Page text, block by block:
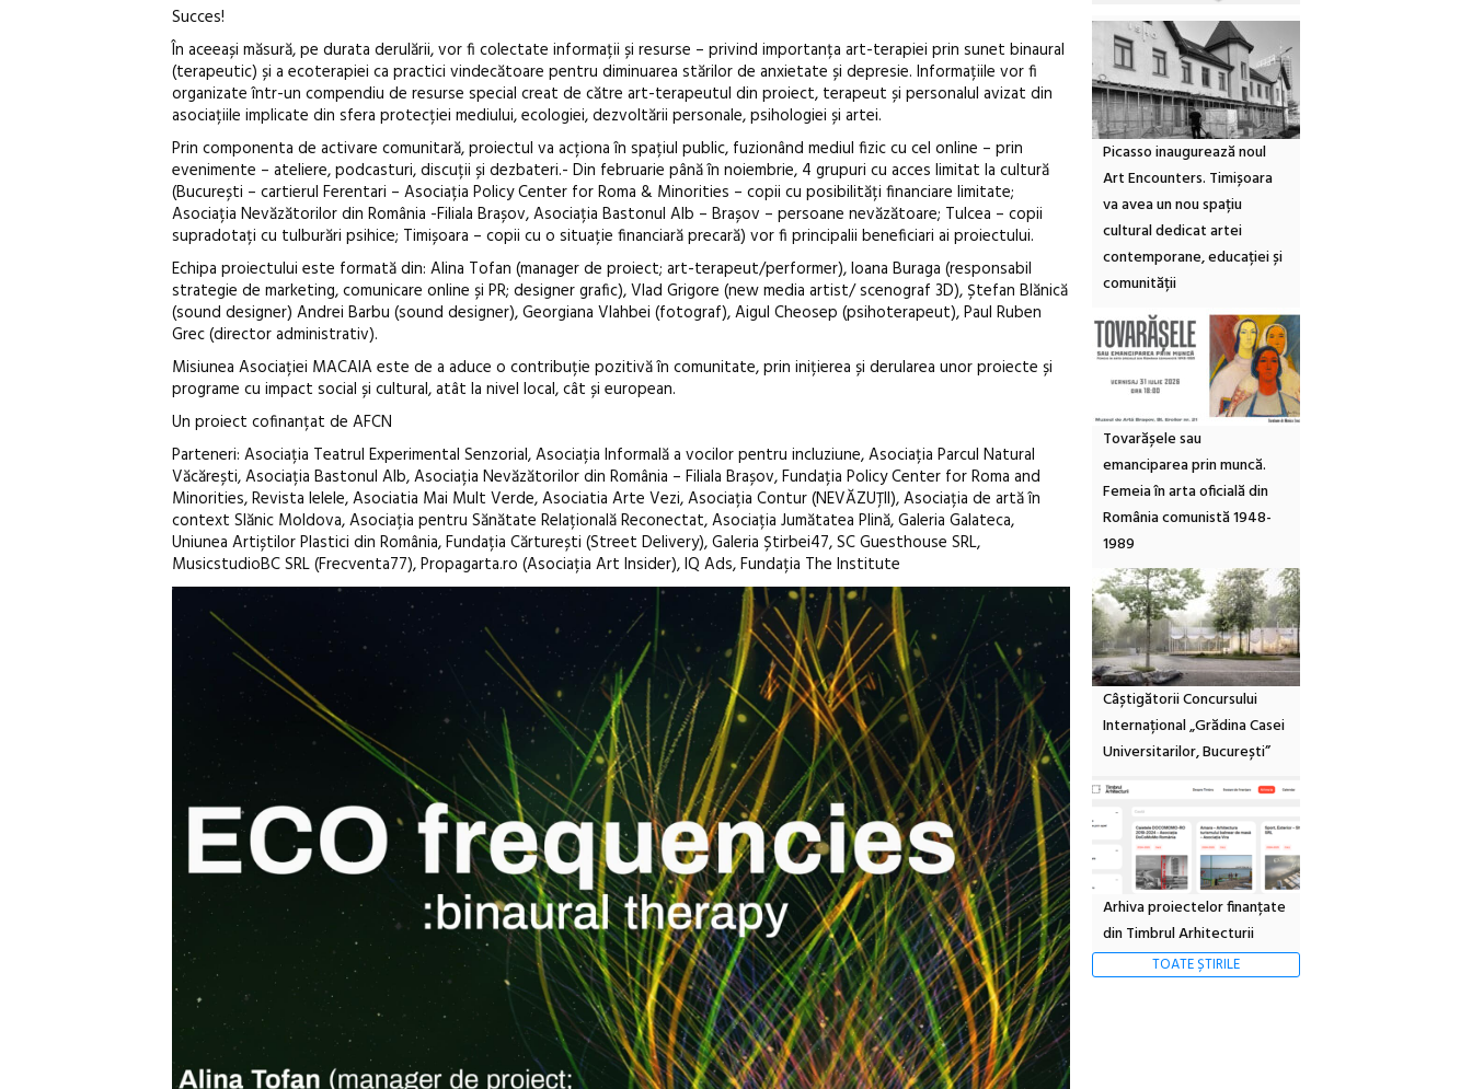
Succes!
În aceeași măsură, pe durata derulării, vor fi colectate informații și resurse – privind importanța art-terapiei prin sunet binaural
(terapeutic) și a ecoterapiei ca practici vindecătoare pentru diminuarea stărilor de anxietate și depresie. Informațiile vor fi
organizate într-un compendiu de resurse special creat de către art-terapeutul din proiect, terapeut și personalul avizat din
asociațiile implicate din sfera protecției mediului, ecologiei, dezvoltării personale, psihologiei și artei.
Prin componenta de activare comunitară, proiectul va acționa în spațiul public, fuzionând mediul fizic cu cel online – prin
evenimente – ateliere, podcasturi, discuții și dezbateri.- Din februarie până în noiembrie, 4 grupuri cu acces limitat la cultură
(București – cartierul Ferentari – Asociația Policy Center for Roma & Minorities – copii cu posibilități financiare limitate;
Asociația Nevăzătorilor din România -Filiala Brașov, Asociația Bastonul Alb – Brașov – persoane nevăzătoare; Tulcea – copii
supradotați cu tulburări psihice; Timișoara – copii cu o situație financiară precară) vor fi principalii beneficiari ai proiectului.
Echipa proiectului este formată din: Alina Tofan (manager de proiect; art-terapeut/performer), Ioana Buraga (responsabil
strategie de marketing, comunicare online și PR; designer grafic), Vlad Grigore (new media artist/ scenograf 3D), Ștefan Blănică
(sound designer) Andrei Barbu (sound designer), Georgiana Vlahbei (fotograf), Aigul Cheosep (psihoterapeut), Paul Ruben
Grec (director administrativ).
Misiunea Asociației MACAIA este de a aduce o contribuție pozitivă în comunitate, prin inițierea și derularea unor proiecte și
programe cu impact social și cultural, atât la nivel local, cât și european.
Un proiect cofinanțat de AFCN
Parteneri: Asociația Teatrul Experimental Senzorial, Asociația Informală a vocilor pentru incluziune, Asociația Parcul Natural
Văcărești, Asociația Bastonul Alb, Asociația Nevăzătorilor din România – Filiala Brașov, Fundația Policy Center for Roma and
Minorities, Revista Ielele, Asociatia Mai Mult Verde, Asociatia Arte Vezi, Asociația Contur (NEVĂZUȚII), Asociația de artă în
context Slănic Moldova, Asociația pentru Sănătate Relațională Reconectat, Asociația Jumătatea Plină, Galeria Galateca,
Uniunea Artiștilor Plastici din România, Fundația Cărturești (Street Delivery), Galeria Știrbei47, SC Guesthouse SRL,
MusicstudioBC SRL (Frecventa77), Propagarta.ro (Asociația Art Insider), IQ Ads, Fundația The Institute
Picasso inaugurează noul
Art Encounters. Timișoara
va avea un nou spațiu
cultural dedicat artei
contemporane, educației și
comunității
Tovarășele sau
emanciparea prin muncă.
Femeia în arta oficială din
România comunistă 1948-
1989
Câștigătorii Concursului
Internațional „Grădina Casei
Universitarilor, București”
Arhiva proiectelor finanțate
din Timbrul Arhitecturii
TOATE ȘTIRILE